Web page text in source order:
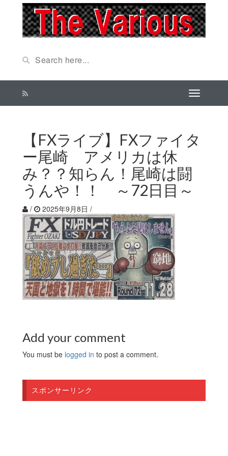
【FXライブ】FXファイタ
ー尾崎 アメリカは休
み？？知らん！尾崎は闘
うんや！！ ～72日目～
/ 2025年9月8日 /
Add your comment
You must be logged in to post a comment.
スポンサーリンク